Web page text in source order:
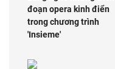
đoạn opera kinh điển
trong chương trình
'Insieme'